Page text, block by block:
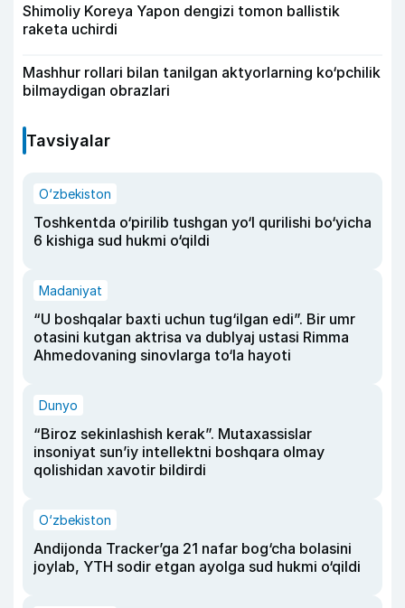
Shimoliy Koreya Yapon dengizi tomon ballistik
raketa uchirdi
Mashhur rollari bilan tanilgan aktyorlarning ko‘pchilik
bilmaydigan obrazlari
Tavsiyalar
O‘zbekiston
Toshkentda o‘pirilib tushgan yo‘l qurilishi bo‘yicha
6 kishiga sud hukmi o‘qildi
Madaniyat
“U boshqalar baxti uchun tug‘ilgan edi”. Bir umr
otasini kutgan aktrisa va dublyaj ustasi Rimma
Ahmedovaning sinovlarga to‘la hayoti
Dunyo
“Biroz sekinlashish kerak”. Mutaxassislar
insoniyat sun’iy intellektni boshqara olmay
qolishidan xavotir bildirdi
O‘zbekiston
Andijonda Tracker’ga 21 nafar bog‘cha bolasini
joylab, YTH sodir etgan ayolga sud hukmi o‘qildi